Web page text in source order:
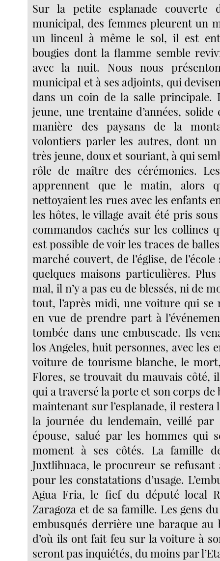
Sur la petite esplanade couverte
municipal, des femmes pleurent un
un linceul à même le sol, il est
bougies dont la flamme semble
avec la nuit. Nous nous
municipal et à ses adjoints, qui
dans un coin de la salle principale.
jeune, une trentaine d’années,
manière des paysans de la
volontiers parler les autres, dont
très jeune, doux et souriant, à qui
rôle de maître des cérémonies.
apprennent que le matin, alors
nettoyaient les rues avec les enfants
les hôtes, le village avait été pris
commandos cachés sur les collines
est possible de voir les traces de
marché couvert, de l’église, de
quelques maisons particulières.
mal, il n’y a pas eu de blessés, ni de
tout, l’après midi, une voiture qui se
en vue de prendre part à
tombée dans une embuscade. Ils
los Angeles, huit personnes, avec les
voiture de tourisme blanche, le
Flores, se trouvait du mauvais côté,
qui a traversé la porte et son corps de
maintenant sur l’esplanade, il
la journée du lendemain, veillé
épouse, salué par les hommes qui
moment à ses côtés. La famille
Juxtlihuaca, le procureur se refusant
pour les constatations d’usage.
Agua Fria, le fief du député local
Zaragoza et de sa famille. Les gens
embusqués derrière une baraque
d’où ils ont fait feu sur la voiture à
seront pas inquiétés, du moins par